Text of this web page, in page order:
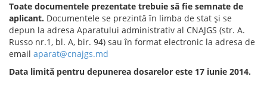
Toate documentele prezentate trebuie să fie semnate de
aplicant. Documentele se prezintă în limba de stat şi se
depun la adresa Aparatului administrativ al CNAJGS (str. A.
Russo nr.1, bl. A, bir. 94) sau în format electronic la adresa de
email aparat@cnajgs.md
Data limită pentru depunerea dosarelor este 17 iunie 2014.